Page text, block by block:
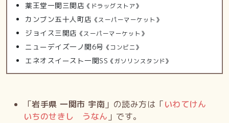
薬王堂一関三関店 《ドラッグストア》
カンブン五十人町店 《スーパーマーケット》
ジョイス三関店 《スーパーマーケット》
ニューデイズ一ノ関6号 《コンビニ》
エネオスイースト一関SS 《ガソリンスタンド》
「岩手県 一関市 宇南 」の読み方は「いわてけん
いちのせきし うなん 」です。